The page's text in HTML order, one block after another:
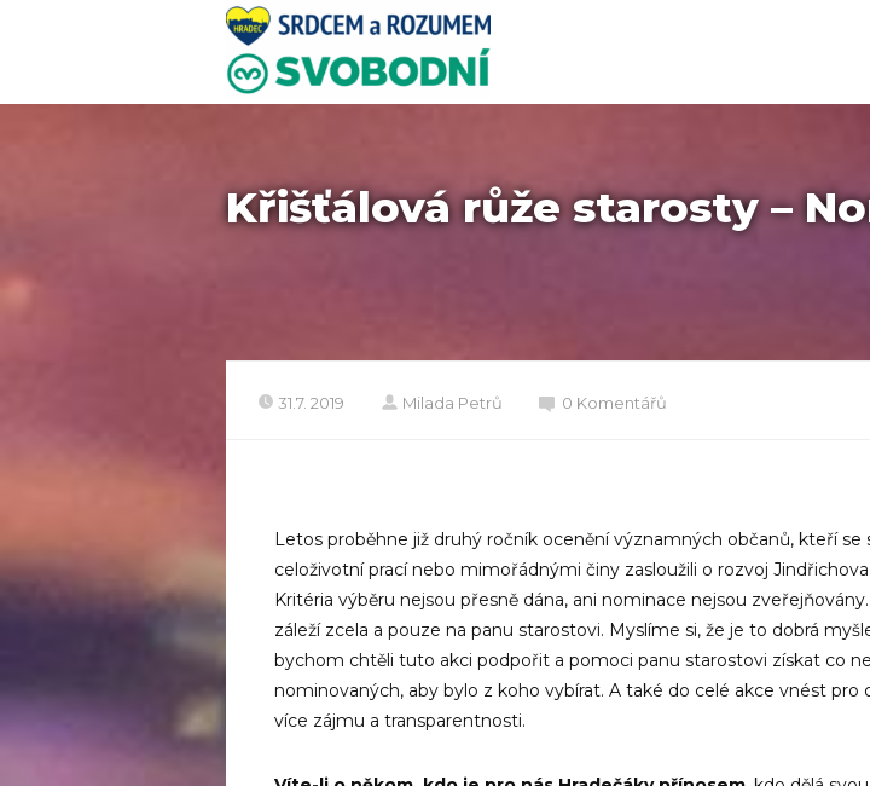
Křišťálová růže starosty –
31.7. 2019 Milada Petrů 0 Komentářů
Letos proběhne již druhý ročník ocenění významných občanů, kteří se
celoživotní prací nebo mimořádnými činy zasloužili o rozvoj
Kritéria výběru nejsou přesně dána, ani nominace nejsou
záleží zcela a pouze na panu starostovi. Myslíme si, že je to dobrá
bychom chtěli tuto akci podpořit a pomoci panu starostovi získat co
nominovaných, aby bylo z koho vybírat. A také do celé akce vnést pro
více zájmu a transparentnosti.